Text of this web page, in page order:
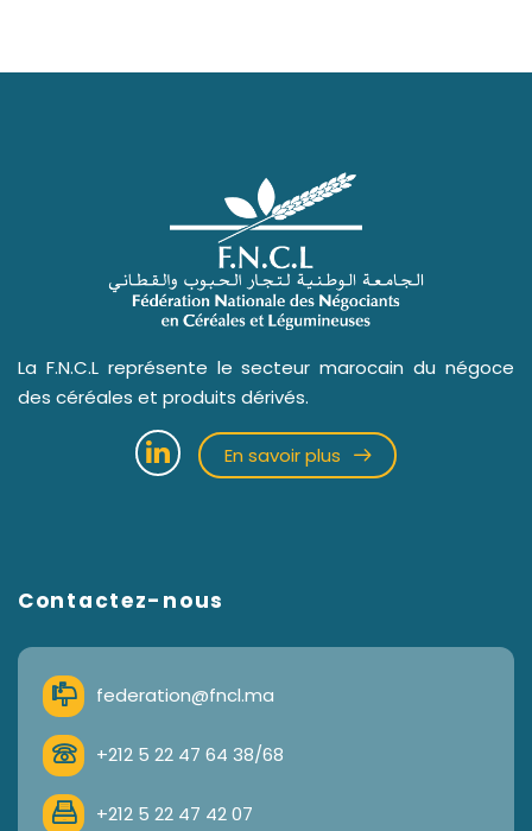
La F.N.C.L représente le secteur marocain du négoce
des céréales et produits dérivés.
En savoir plus
Contactez-nous
federation@fncl.ma
+212 5 22 47 64 38/68
+212 5 22 47 42 07